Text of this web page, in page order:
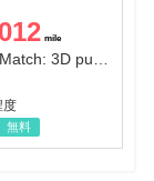
度
無料